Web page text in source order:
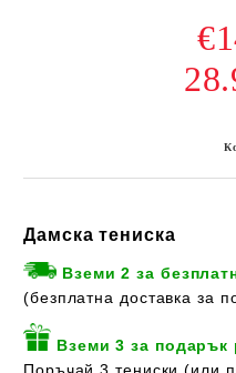
Дамска тениска
Вземи 2 за
(безплатна доставка за
Вземи 3 за подарък